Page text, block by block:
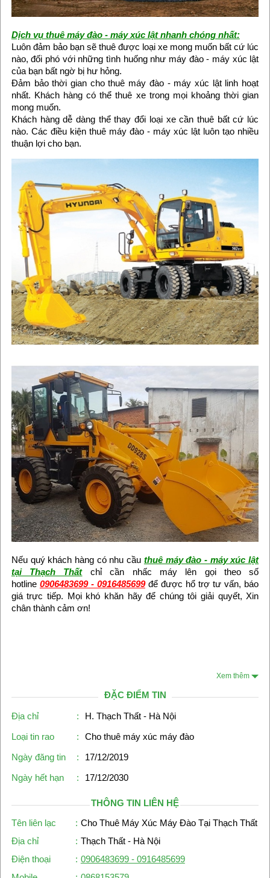
Dịch vụ thuê máy đào - máy xúc lật nhanh chóng nhất:
Luôn đảm bảo bạn sẽ thuê được loại xe mong muốn bất cứ lúc
nào, đối phó với những tình huống như máy đào - máy xúc lật
của bạn bất ngờ bị hư hỏng.
Đảm bảo thời gian cho thuê máy đào - máy xúc lật linh hoạt
nhất. Khách hàng có thể thuê xe trong mọi khoảng thời gian
mong muốn.
Khách hàng dễ dàng thể thay đổi loại xe cần thuê bất cứ lúc
nào. Các điều kiện thuê máy đào - máy xúc lật luôn tạo nhiều
thuận lợi cho bạn.
Nếu quý khách hàng có nhu cầu thuê máy đào - máy xúc lật
tại Thạch Thấtchỉ cần nhấc máy lên gọi theo số
hotline 0906483699 - 0916485699để được hổ trợ tư vấn, báo
giá trực tiếp. Mọi khó khăn hãy để chúng tôi giải quyết, Xin
chân thành cảm ơn!
Xem thêm
ĐẶC ĐIỂM TIN
Địa chỉ :
H. Thạch Thất - Hà Nội
Loại tin rao
:
Cho thuê máy xúc máy đào
Ngày đăng tin
:
17/12/2019
Ngày hết hạn
: 17/12/2030
THÔNG TIN LIÊN HỆ
Tên liên lạc
: Cho Thuê Máy Xúc Máy Đào Tại Thạch Thất
Địa chỉ
: Thạch Thất - Hà Nội
Điện thoại
: 0906483699 - 0916485699